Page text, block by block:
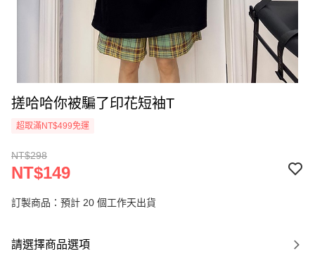
搓哈哈你被騙了印花短袖T
超取滿NT$499免運
NT$298
NT$149
訂製商品：預計 20 個工作天出貨
請選擇商品選項